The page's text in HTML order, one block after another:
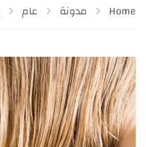
Home مدونة عام